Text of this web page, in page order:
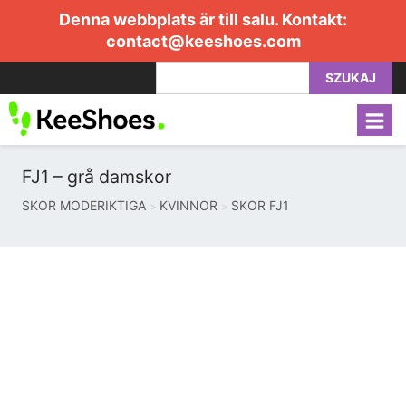
Denna webbplats är till salu. Kontakt:
contact@keeshoes.com
SZUKAJ
FJ1 – grå damskor
SKOR MODERIKTIGA KVINNOR SKOR FJ1